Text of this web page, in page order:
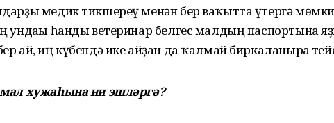
медик тикшереү менән бер ваҡытта үтергә
ундағы һанды ветеринар белгес малдың паспортына
ай, иң күбендә ике айҙан да ҡалмай биркаланырға
хужаһына ни эшләргә?